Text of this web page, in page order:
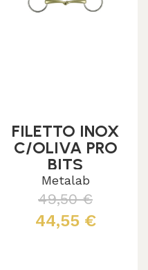
FILETTO INOX
C/OLIVA PRO
BITS
Metalab
49,50€
44,55 €